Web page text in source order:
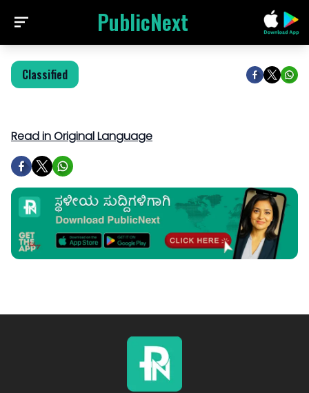
PublicNext
Classified
Read in Original Language